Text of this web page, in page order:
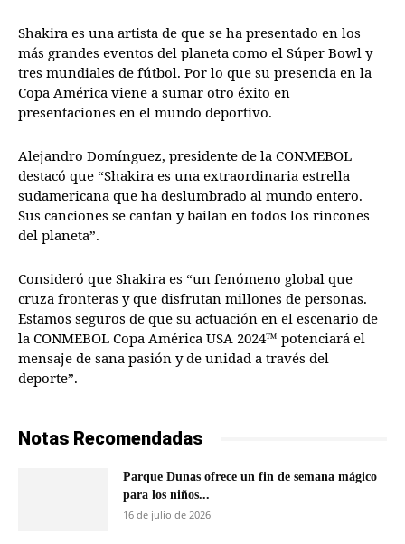
Shakira es una artista de que se ha presentado en los
más grandes eventos del planeta como el Súper Bowl y
tres mundiales de fútbol. Por lo que su presencia en la
Copa América viene a sumar otro éxito en
presentaciones en el mundo deportivo.
Alejandro Domínguez, presidente de la CONMEBOL
destacó que “Shakira es una extraordinaria estrella
sudamericana que ha deslumbrado al mundo entero.
Sus canciones se cantan y bailan en todos los rincones
del planeta”.
Consideró que Shakira es “un fenómeno global que
cruza fronteras y que disfrutan millones de personas.
Estamos seguros de que su actuación en el escenario de
la CONMEBOL Copa América USA 2024™ potenciará el
mensaje de sana pasión y de unidad a través del
deporte”.
Notas Recomendadas
Parque Dunas ofrece un fin de semana mágico
para los niños...
16 de julio de 2026